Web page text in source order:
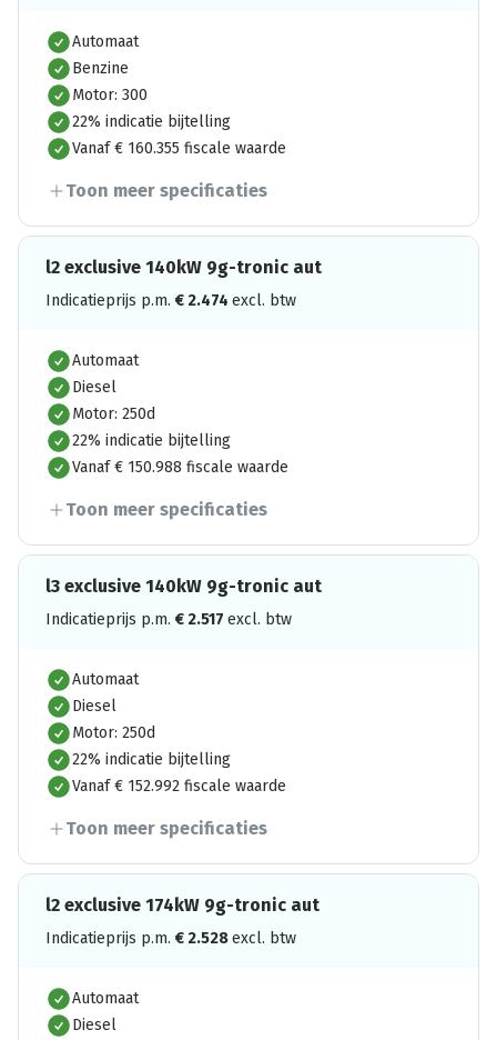
Automaat
Benzine
Motor: 300
22% indicatie bijtelling
Vanaf € 160.355 fiscale waarde
Toon meer specificaties
l2 exclusive 140kW 9g-tronic aut
Indicatieprijs p.m. € 2.474 excl. btw
Automaat
Diesel
Motor: 250d
22% indicatie bijtelling
Vanaf € 150.988 fiscale waarde
Toon meer specificaties
l3 exclusive 140kW 9g-tronic aut
Indicatieprijs p.m. € 2.517 excl. btw
Automaat
Diesel
Motor: 250d
22% indicatie bijtelling
Vanaf € 152.992 fiscale waarde
Toon meer specificaties
l2 exclusive 174kW 9g-tronic aut
Indicatieprijs p.m. € 2.528excl. btw
Automaat
Diesel